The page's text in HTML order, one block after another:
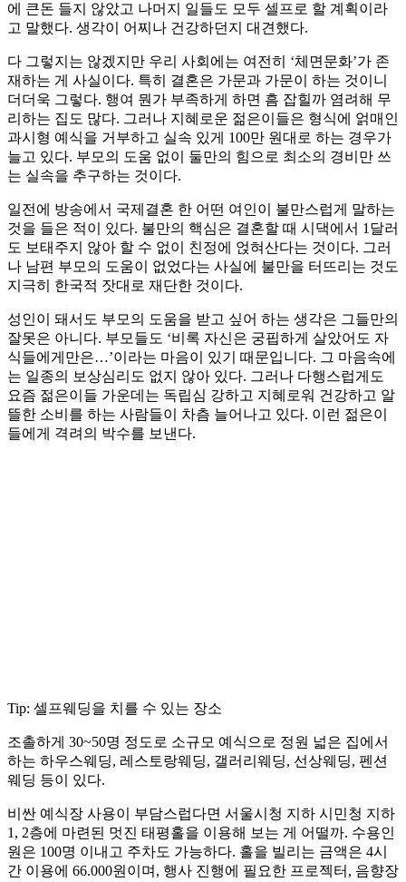
에 큰돈 들지 않았고 나머지 일들도 모두 셀프로 할 계획이라
고 말했다. 생각이 어찌나 건강하던지 대견했다.
다 그렇지는 않겠지만 우리 사회에는 여전히 ‘체면문화’가 존
재하는 게 사실이다. 특히 결혼은 가문과 가문이 하는 것이니
더더욱 그렇다. 행여 뭔가 부족하게 하면 흠 잡힐까 염려해 무
리하는 집도 많다. 그러나 지혜로운 젊은이들은 형식에 얽매인
과시형 예식을 거부하고 실속 있게 100만 원대로 하는 경우가
늘고 있다. 부모의 도움 없이 둘만의 힘으로 최소의 경비만 쓰
는 실속을 추구하는 것이다.
일전에 방송에서 국제결혼 한 어떤 여인이 불만스럽게 말하는
것을 들은 적이 있다. 불만의 핵심은 결혼할 때 시댁에서 1달러
도 보태주지 않아 할 수 없이 친정에 얹혀산다는 것이다. 그러
나 남편 부모의 도움이 없었다는 사실에 불만을 터뜨리는 것도
지극히 한국적 잣대로 재단한 것이다.
성인이 돼서도 부모의 도움을 받고 싶어 하는 생각은 그들만의
잘못은 아니다. 부모들도 ‘비록 자신은 궁핍하게 살았어도 자
식들에게만은…’이라는 마음이 있기 때문입니다. 그 마음속에
는 일종의 보상심리도 없지 않아 있다. 그러나 다행스럽게도
요즘 젊은이들 가운데는 독립심 강하고 지혜로워 건강하고 알
뜰한 소비를 하는 사람들이 차츰 늘어나고 있다. 이런 젊은이
들에게 격려의 박수를 보낸다.
Tip: 셀프웨딩을 치를 수 있는 장소
조촐하게 30~50명 정도로 소규모 예식으로 정원 넓은 집에서
하는 하우스웨딩, 레스토랑웨딩, 갤러리웨딩, 선상웨딩, 펜션
웨딩 등이 있다.
비싼 예식장 사용이 부담스럽다면 서울시청 지하 시민청 지하
1, 2층에 마련된 멋진 태평홀을 이용해 보는 게 어떨까. 수용인
원은 100명 이내고 주차도 가능하다. 홀을 빌리는 금액은 4시
간 이용에 66.000원이며, 행사 진행에 필요한 프로젝터, 음향장